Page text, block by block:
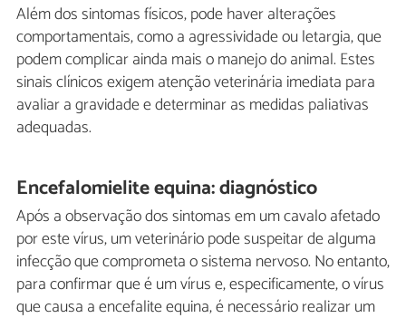
Além dos sintomas físicos, pode haver alterações
comportamentais, como a agressividade ou letargia, que
podem complicar ainda mais o manejo do animal. Estes
sinais clínicos exigem atenção veterinária imediata para
avaliar a gravidade e determinar as medidas paliativas
adequadas.
Encefalomielite equina: diagnóstico
Após a observação dos sintomas em um cavalo afetado
por este vírus, um veterinário pode suspeitar de alguma
infecção que comprometa o sistema nervoso. No entanto,
para confirmar que é um vírus e, especificamente, o vírus
que causa a encefalite equina, é necessário realizar um